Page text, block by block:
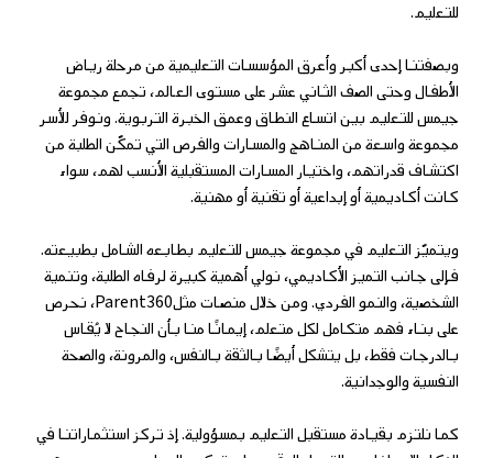
للتعليم.
وبصفتنا إحدى أكبر وأعرق المؤسسات التعليمية من مرحلة رياض
الأطفال وحتى الصف الثاني عشر على مستوى العالم، تجمع مجموعة
جيمس للتعليم بين اتساع النطاق وعمق الخبرة التربوية. ونوفر للأسر
مجموعة واسعة من المناهج والمسارات والفرص التي تمكّن الطلبة من
اكتشاف قدراتهم، واختيار المسارات المستقبلية الأنسب لهم، سواء
كانت أكاديمية أو إبداعية أو تقنية أو مهنية.
ويتميّز التعليم في مجموعة جيمس للتعليم بطابعه الشامل بطبيعته.
فإلى جانب التميز الأكاديمي، نولي أهمية كبيرة لرفاه الطلبة، وتنمية
الشخصية، والنمو الفردي. ومن خلال منصات مثلParent360، نحرص
على بناء فهم متكامل لكل متعلم، إيمانًا منا بأن النجاح لا يُقاس
بالدرجات فقط، بل يتشكل أيضًا بالثقة بالنفس، والمرونة، والصحة
النفسية والوجدانية.
كما نلتزم بقيادة مستقبل التعليم بمسؤولية. إذ تركز استثماراتنا في